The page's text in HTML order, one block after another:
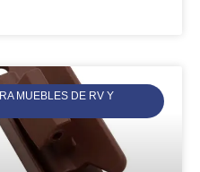
MUEBLES DE RV Y